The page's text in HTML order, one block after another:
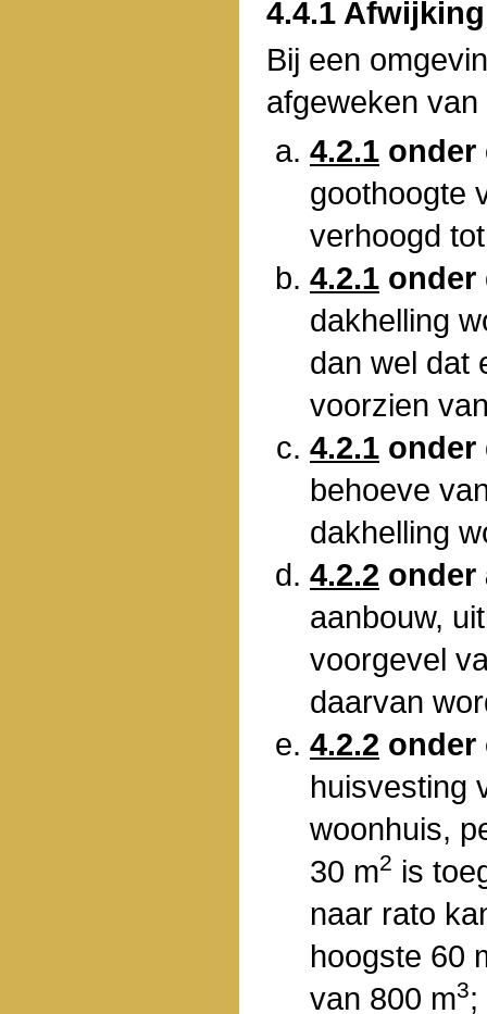
4.4.1 Afwijking
Bij een
afgeweken
4.2.1 onder
goothoogte
verhoogd
4.2.1 onder
dakhelling
dan wel dat
voorzien
4.2.1
behoeve
dakhelling
4.2.2 onder
aanbouw,
voorgevel
daarvan
4.2.2 onder
huisvesting
woonhuis,
30 m2 is
naar rato
hoogste 60
van 800 m3;